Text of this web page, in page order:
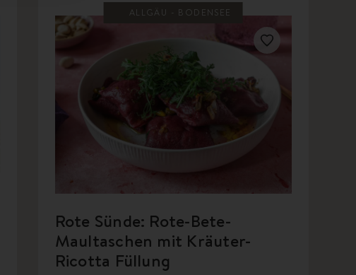
ALLGÄU - BODENSEE
Rote Sünde: Rote-Bete-
Maultaschen mit Kräuter-
Ricotta Füllung